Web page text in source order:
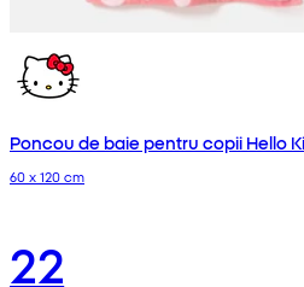
Poncou de baie pentru copii Hello
60 x 120 cm
22